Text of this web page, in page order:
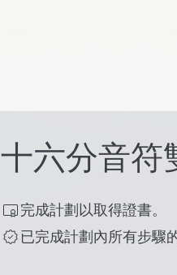
十六分音符
完成計劃以取得證書。
已完成計劃內所有步驟